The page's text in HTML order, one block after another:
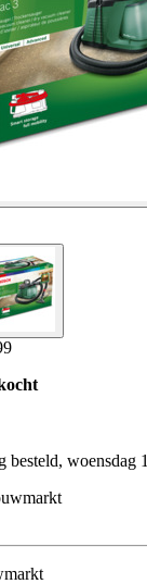
besteld, woensdag